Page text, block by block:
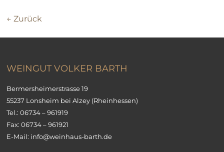
← Zurück
WEINGUT VOLKER BARTH
Bermersheimerstrasse 19
55237 Lonsheim bei Alzey (Rheinhessen)
Tel.:06734 – 961919
Fax: 06734 – 961921
E-Mail: info@weinhaus-barth.de